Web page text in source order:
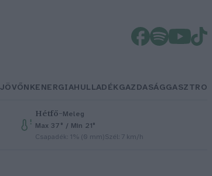
JÖVŐNKENERGIAHULLADÉKGAZDASÁGGASZTRO
Hétfő–Meleg
Max 37° / Min 21°
Csapadék: 1% (0 mm)Szél: 7 km/h